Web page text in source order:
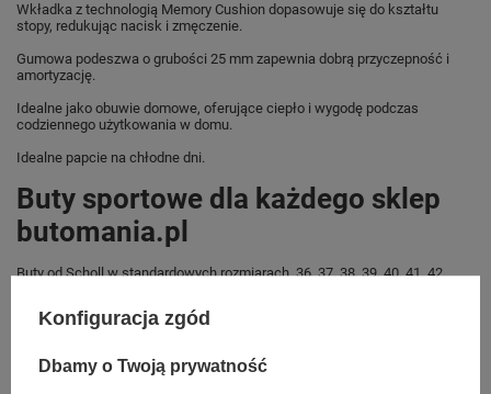
Wkładka z technologią Memory Cushion dopasowuje się do kształtu
stopy, redukując nacisk i zmęczenie.
Gumowa podeszwa o grubości 25 mm zapewnia dobrą przyczepność i
amortyzację.
Idealne jako obuwie domowe, oferujące ciepło i wygodę podczas
codziennego użytkowania w domu.
Idealne papcie na chłodne dni.
Buty sportowe dla każdego sklep
butomania.pl
Buty od Scholl w standardowych rozmiarach 36, 37, 38, 39, 40, 41, 42.
Zobacz jakie rozmiary są dostępne.
Twojej rodziny.
Konfiguracja zgód
Dbamy o Twoją prywatność